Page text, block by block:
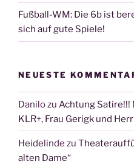
Fußball-WM: Die 6b ist
sich auf gute Spiele!
NEUESTE
Danilozu Achtung Satire!!!
KLR+, Frau Gerigk und
Heidelinde zu
alten Dame“